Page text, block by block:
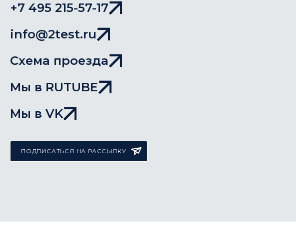
+7 495 215-57-17
info@2test.ru
Схема проезда
Мы в RUTUBE
Мы в VK
ПОДПИСАТЬСЯ НА РАССЫЛКУ